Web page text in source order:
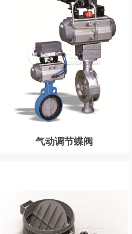
气动调节蝶阀